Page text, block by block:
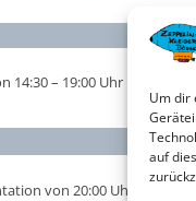
Um dir
auf
14:30 – 19:00 Uhr
von 20:00 Uhr bis open